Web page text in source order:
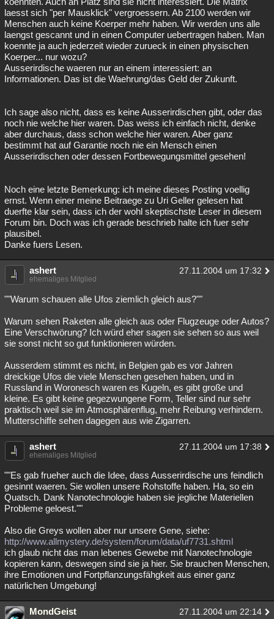
laesst sich "per Mausklick" vergroessern. Ab 2100 werden wir
Menschen auch keine Koerper mehr haben. Wir werden uns alle
laengst gescannt und in einen Computer uebertragen haben. Man
koennte ja auch jederzeit wieder zurueck in einen physischen
Koerper... nur wozu?
Ausserirdische waeren nur an einem interessiert: an
Informationen. Das ist die Waehrung/das Geld der Zukunft.
Ich sage also nicht, dass es keine Ausserirdischen gibt, oder das
noch nie welche hier waren. Das weiss ich einfach nicht, denke
aber durchaus, dass schon welche hier waren. Aber ganz
bestimmt hat auf Garantie noch nie ein Mensch einen
Ausserirdischen oder dessen Fortbewegungsmittel gesehen!
Noch eine letzte Bemerkung: ich meine dieses Posting voellig
ernst. Wenn einer meine Beitraege zu Uri Geller gelesen hat
duerfte klar sein, dass ich der wohl skeptischste Leser in diesem
Forum bin. Doch was ich gerade beschrieb halte ich fuer sehr
plausibel.
Danke fuers Lesen.
ashert 27.11.2004 um 17:32
ehemaliges Mitglied
""Warum schauen alle Ufos ziemlich gleich aus?""
Warum sehen Raketen alle gleich aus oder Flugzeuge oder Autos?
Eine Verschwörung? Ich würd eher sagen sie sehen so aus weil
sie sonst nicht so gut funktionieren würden.
Ausserdem stimmt es nicht, in Belgien gab es vor Jahren
dreickige Ufos die viele Menschen gesehen haben, und in
Russland in Woronesch waren es Kugeln, es gibt große und
kleine. Es gibt keine gegezwungene Form, Teller sind nur sehr
praktisch weil sie im Atmosphärenflug, mehr Reibung verhindern.
Mutterschiffe sehen dagegen aus wie Zigarren.
ashert 27.11.2004 um 17:38
ehemaliges Mitglied
""Es gab frueher auch die Idee, dass Ausserirdische uns feindlich
gesinnt waeren. Sie wollen unsere Rohstoffe haben. Ha, so ein
Quatsch. Dank Nanotechnologie haben sie jegliche Materiellen
Probleme geloest.""
Also die Greys wollen aber nur unsere Gene, siehe:
http://www.allmystery.de/system/forum/data/uf7731.shtml
ich glaub nicht das man lebenes Gewebe mit Nanotechnologie
kopieren kann, deswegen sind sie ja hier. Sie brauchen Menschen,
ihre Emotionen und Fortpflanzungsfähgkeit aus einer ganz
natürlichen Umgebung!
MondGeist 27.11.2004 um 22:14